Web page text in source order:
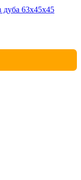
дуба 63х45х45